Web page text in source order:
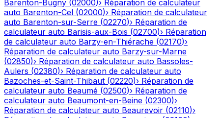
Barenton-Bugny (02000)› Réparation de calculateur
auto Barenton-Cel (02000)› Réparation de calculateur
auto Barenton-sur-Serre (02270)› Réparation de
calculateur auto Barisis-aux-Bois (02700)› Réparation
de calculateur auto Barzy-en-Thiérache (02170)›
Réparation de calculateur auto Barzy-sur-Marne
(02850)› Réparation de calculateur auto Bassoles-
Aulers (02380)› Réparation de calculateur auto
Bazoches-et-Saint-Thibaut (02220)› Réparation de
calculateur auto Beaumé (02500)› Réparation de
calculateur auto Beaumont-en-Beine (02300)›
Réparation de calculateur auto Beaurevoir (02110)›